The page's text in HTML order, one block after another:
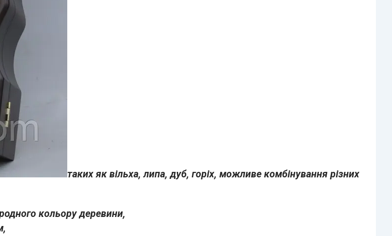
таких як вільха, липа, дуб, горіх, можливе комбінування різних
кольору деревини,